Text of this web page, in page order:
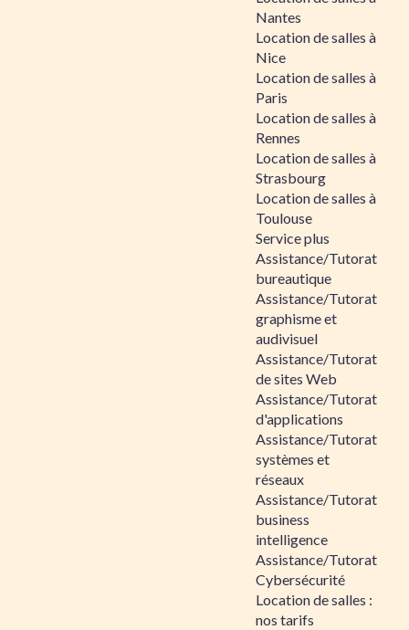
Nantes
Location de salles à
Nice
Location de salles à
Paris
Location de salles à
Rennes
Location de salles à
Strasbourg
Location de salles à
Toulouse
Service plus
Assistance/Tutorat
bureautique
Assistance/Tutorat
graphisme et
audivisuel
Assistance/Tutorat
de sites Web
Assistance/Tutorat
d'applications
Assistance/Tutorat
systèmes et
réseaux
Assistance/Tutorat
business
intelligence
Assistance/Tutorat
Cybersécurité
Location de salles :
nos tarifs